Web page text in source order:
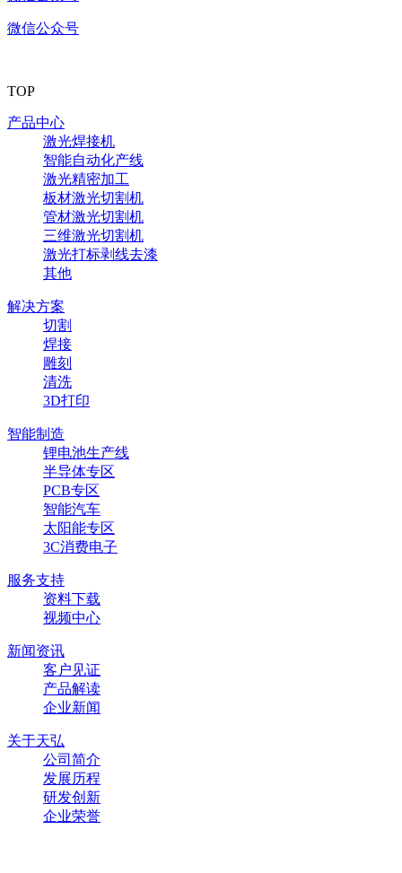
微信公众号
TOP
产品中心
激光焊接机
智能自动化产线
激光精密加工
板材激光切割机
管材激光切割机
三维激光切割机
激光打标剥线去漆
其他
解决方案
切割
焊接
雕刻
清洗
3D打印
智能制造
锂电池生产线
半导体专区
PCB专区
智能汽车
太阳能专区
3C消费电子
服务支持
资料下载
视频中心
新闻资讯
客户见证
产品解读
企业新闻
关于天弘
公司简介
发展历程
研发创新
企业荣誉